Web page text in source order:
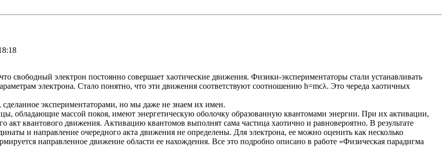
свободный электрон постоянно совершает хаотические движения. Физики-экспериментаторы стали устанавливать
электрона. Стало понятно, что эти движения соответствуют соотношению h=mcλ. Это череда хаотичных
экспериментаторами, но мы даже не знаем их имен.
обладающие массой покоя, имеют энергетическую оболочку образованную квантомами энергии. При их активации,
квантового движения. Активацию квантомов выполнят сама частица хаотично и равновероятно. В результате
и направление очередного акта движения не определены. Для электрона, ее можно оценить как несколько
направленное движение области ее нахождения. Все это подробно описано в работе «Физическая парадигма